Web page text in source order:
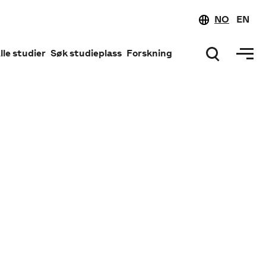
NO EN
studier Søk studieplass Forskning